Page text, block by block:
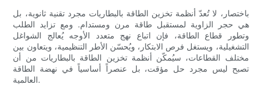
باختصار، لا تُعدّ أنظمة تخزين الطاقة بالبطاريات مجرد تقنية ثانوية، بل
هي حجر الزاوية لمستقبل طاقة مرن ومستدام. ومع تزايد الطلب
وتطور قطاع الطاقة، فإن اتباع نهج متعدد الأوجه يُعالج الشواغل
التشغيلية، ويستغل فرص الابتكار، ويُحسّن الأطر التنظيمية، ويتعاون بين
مختلف القطاعات، سيُمكّن أنظمة تخزين الطاقة بالبطاريات من أن
تصبح ليس مجرد حل مؤقت، بل عنصراً أساسياً في نهضة الطاقة
العالمية.